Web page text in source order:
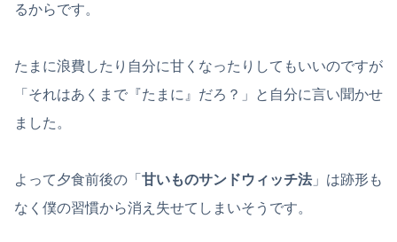
るからです。
たまに浪費したり自分に甘くなったりしてもいいのですが
「それはあくまで『たまに』だろ？」と自分に言い聞かせ
ました。
よって夕食前後の「 甘いものサンドウィッチ法」は跡形も
なく僕の習慣から消え失せてしまいそうです。